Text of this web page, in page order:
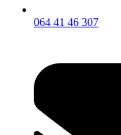
064 41 46 307